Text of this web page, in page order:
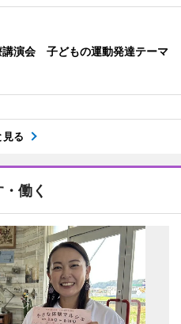
講演会 子どもの運動発達テーマ
見る
働く